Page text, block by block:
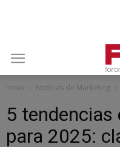
Inicio Noticias de Marketing
5 tendencias
para 2025: